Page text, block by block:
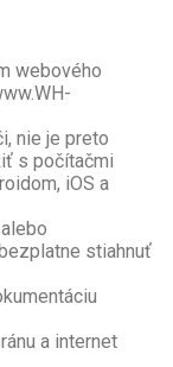
webového
nie je preto
s počítačmi
iOS a
stiahnuť
a internet